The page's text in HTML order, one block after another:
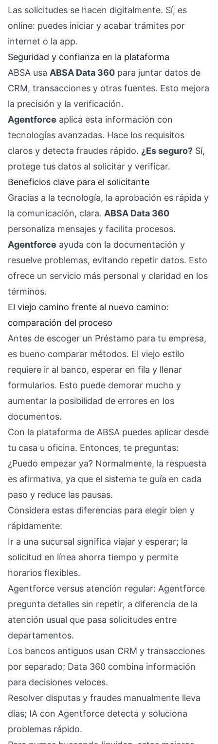
Las solicitudes se hacen digitalmente. Sí, es
online: puedes iniciar y acabar trámites por
internet o la app.
Seguridad y confianza en la plataforma
ABSA usa ABSA Data 360 para juntar datos de
CRM, transacciones y otras fuentes. Esto mejora
la precisión y la verificación.
Agentforce aplica esta información con
tecnologías avanzadas. Hace los requisitos
claros y detecta fraudes rápido. ¿Es seguro? Sí,
protege tus datos al solicitar y verificar.
Beneficios clave para el solicitante
Gracias a la tecnología, la aprobación es rápida y
la comunicación, clara. ABSA Data 360
personaliza mensajes y facilita procesos.
Agentforce ayuda con la documentación y
resuelve problemas, evitando repetir datos. Esto
ofrece un servicio más personal y claridad en los
términos.
El viejo camino frente al nuevo camino:
comparación del proceso
Antes de escoger un Préstamo para tu empresa,
es bueno comparar métodos. El viejo estilo
requiere ir al banco, esperar en fila y llenar
formularios. Esto puede demorar mucho y
aumentar la posibilidad de errores en los
documentos.
Con la plataforma de ABSA puedes aplicar desde
tu casa u oficina. Entonces, te preguntas:
¿Puedo empezar ya? Normalmente, la respuesta
es afirmativa, ya que el sistema te guía en cada
paso y reduce las pausas.
Considera estas diferencias para elegir bien y
rápidamente:
Ir a una sucursal significa viajar y esperar; la
solicitud en línea ahorra tiempo y permite
horarios flexibles.
Agentforce versus atención regular: Agentforce
pregunta detalles sin repetir, a diferencia de la
atención usual que pasa solicitudes entre
departamentos.
Los bancos antiguos usan CRM y transacciones
por separado; Data 360 combina información
para decisiones veloces.
Resolver disputas y fraudes manualmente lleva
días; IA con Agentforce detecta y soluciona
problemas rápido.